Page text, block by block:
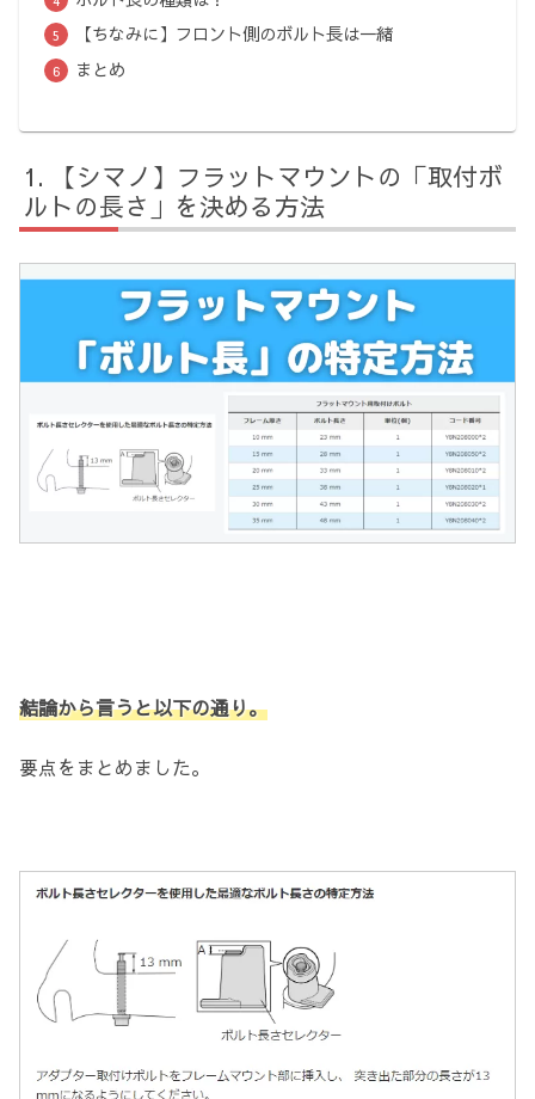
【ちなみに】フロント側のボルト長は一緒
まとめ
【シマノ】フラットマウントの「取付ボ
ルトの長さ」を決める方法
結論から言うと以下の通り。
要点をまとめました。